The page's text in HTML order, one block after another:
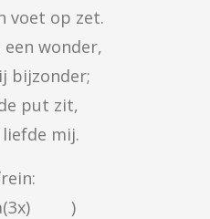
voet op zet.
wonder,
bijzonder;
put zit,
mij.
)